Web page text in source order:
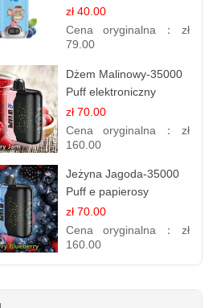
jednorazowe
zł 40.00
Cena oryginalna： zł
79.00
Dżem Malinowy-35000
Puff elektroniczny
papieros (Ibvape Bar)
zł 70.00
Cena oryginalna： zł
160.00
Jeżyna Jagoda-35000
Puff e papierosy
jednorazowe
zł 70.00
Cena oryginalna： zł
160.00